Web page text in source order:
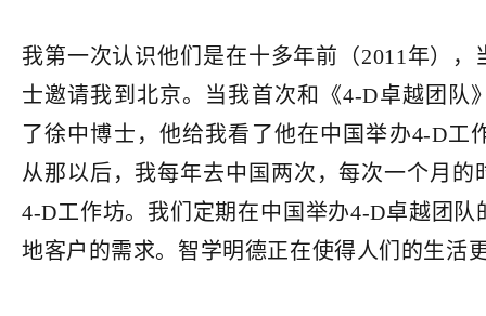
我第一次认识他们是在十多年前（2011年）
士邀请我到北京。当我首次和《4-D卓越团队
了徐中博士，他给我看了他在中国举办4-D工
从那以后，我每年去中国两次，每次一个月
4-D工作坊。我们定期在中国举办4-D卓越团
地客户的需求。智学明德正在使得人们的生活